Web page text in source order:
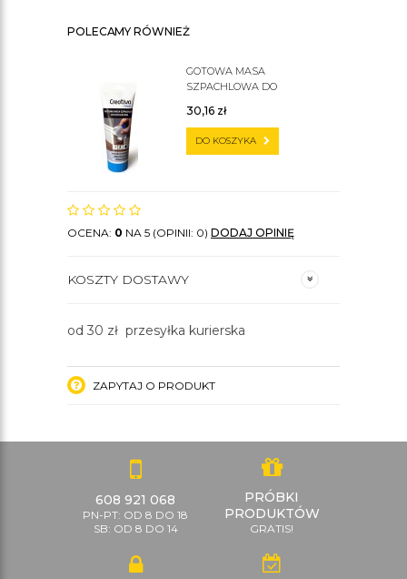
POLECAMY RÓWNIEŻ
GOTOWA MASA
SZPACHLOWA DO
30,16 zł
DO KOSZYKA
OCENA: 0 NA 5 (OPINII: 0) DODAJ OPINIĘ
KOSZTY DOSTAWY
od 30 zł przesyłka kurierska
ZAPYTAJ O PRODUKT
608 921 068
PN-PT: OD 8 DO 18
SB: OD 8 DO 14
PRÓBKI
PRODUKTÓW
GRATIS!